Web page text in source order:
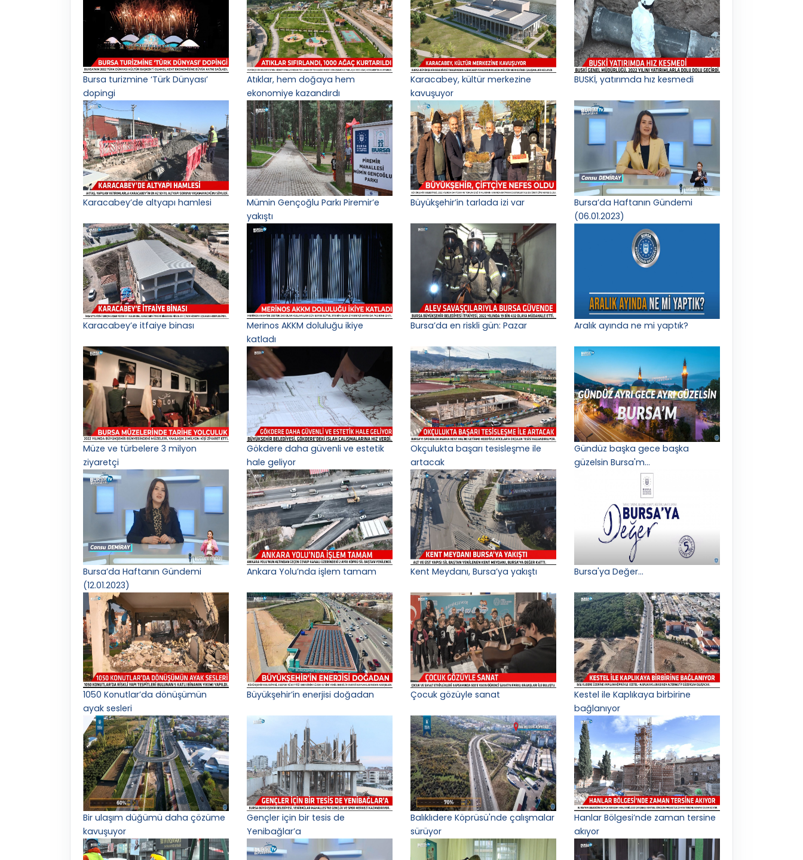
Bursa turizmine ‘Türk Dünyası’
dopingi
Atıklar, hem doğaya hem
ekonomiye kazandırdı
Karacabey, kültür merkezine
kavuşuyor
BUSKİ, yatırımda hız kesmedi
Karacabey’de altyapı hamlesi
Mümin Gençoğlu Parkı Piremir’e
yakıştı
Büyükşehir’in tarlada izi var
Bursa’da Haftanın Gündemi
(06.01.2023)
Karacabey’e itfaiye binası
Merinos AKKM doluluğu ikiye
katladı
Bursa’da en riskli gün: Pazar Aralık ayında ne mi yaptık?
Müze ve türbelere 3 milyon
ziyaretçi
Gökdere daha güvenli ve estetik
hale geliyor
Okçulukta başarı tesisleşme ile
artacak
Gündüz başka gece başka
güzelsin Bursa'm...
Bursa’da Haftanın Gündemi
(12.01.2023)
Ankara Yolu’nda işlem tamam Kent Meydanı, Bursa’ya yakıştı Bursa'ya Değer...
1050 Konutlar’da dönüşümün
ayak sesleri
Büyükşehir’in enerjisi doğadan Çocuk gözüyle sanat
Kestel ile Kaplıkaya birbirine
bağlanıyor
Bir ulaşım düğümü daha çözüme
kavuşuyor
Gençler için bir tesis de
Yenibağlar’a
Balıklıdere Köprüsü'nde çalışmalar
sürüyor
Hanlar Bölgesi’nde zaman tersine
akıyor